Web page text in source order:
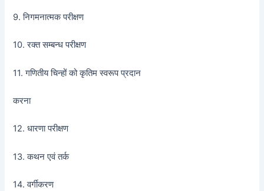
9. निगमनात्मक परीक्षण
10. रक्त सम्बन्ध परीक्षण
11. गणितीय चिन्हों को कृतिम स्वरूप प्रदान
करना
12. धारणा परीक्षण
13. कथन एवं तर्क
14. वर्गीकरण